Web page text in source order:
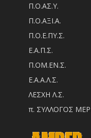
Π.Ο.ΑΣ.Υ.
Π.Ο.ΑΞΙ.Α.
Π.Ο.Ε.ΠΥ.Σ.
Ε.Α.Π.Σ.
Π.ΟM.EN.Σ.
Ε.Α.Α.Λ.Σ.
ΛΕΣΧΗ Λ.Σ.
π. ΣΥΛΛΟΓΟΣ